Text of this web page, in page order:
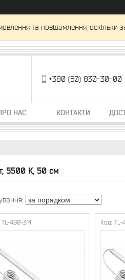
та повідомлення, оскільки
+380 (50) 830-30-00
НАС КОНТАКТИ
5500 К, 50 см
TL-480-3M TL-